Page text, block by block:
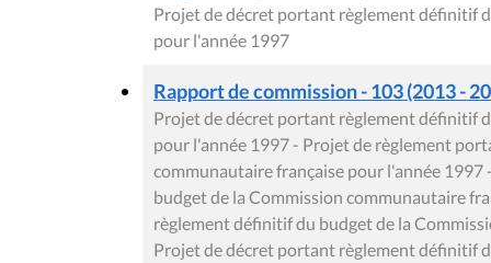
Projet de décret portant règlement définitif
pour l'année 1997
Rapport de commission - 103 (2013 -
Projet de décret portant règlement définitif
pour l'année 1997 - Projet de règlement
communautaire française pour l'année
budget de la Commission communautaire
règlement définitif du budget de la
Projet de décret portant règlement définitif